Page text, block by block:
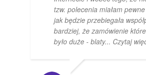
tzw. polecenia miałam
jak będzie przebiegała
bardziej, że zamówienie
było duże - blaty... Czytaj